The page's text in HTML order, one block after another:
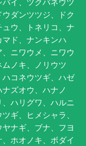
ダンツツジ、ドク
ウ、トネリコ、ナ
ド、ナンキンハ
ニワウメ、ニワウ
ノキ、ノリウツ
コネウツギ、ハゼ
ズオウ、ハナノ
ハリグワ、ハルニ
ギ、ヒメシャラ、
ナギ、ブナ、フヨ
ホオノキ、ボダイ